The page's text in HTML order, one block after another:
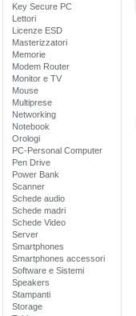
Key Secure PC
Lettori
Licenze ESD
Masterizzatori
Memorie
Modem Router
Monitor e TV
Mouse
Multiprese
Networking
Notebook
Orologi
PC-Personal Computer
Pen Drive
Power Bank
Scanner
Schede audio
Schede madri
Schede Video
Server
Smartphones
Smartphones accessori
Software e Sistemi
Speakers
Stampanti
Storage